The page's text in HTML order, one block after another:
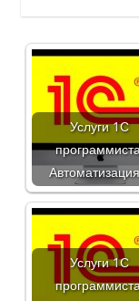
Услуги 1С
Услуги 1С